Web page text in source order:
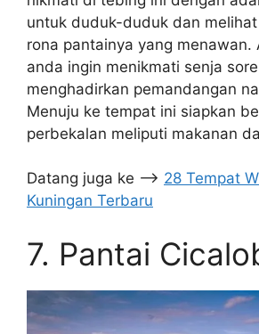
untuk duduk-duduk dan
rona pantainya yang menawan.
anda ingin menikmati senja
menghadirkan pemandangan
Menuju ke tempat ini siapkan
perbekalan meliputi makanan
Datang juga ke –> 28 Tempat
Kuningan Terbaru
7. Pantai